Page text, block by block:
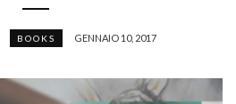
BOOKS GENNAIO 10, 2017